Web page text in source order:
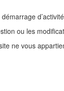
ou les
ne vous